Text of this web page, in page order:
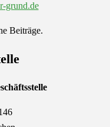
grund.de
Beiträge.